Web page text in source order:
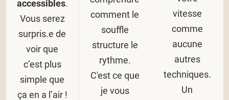
accessibles.
Vous serez
surpris.e de
voir que
c’est plus
simple que
ça en a l’air !
comment le
souffle
structure le
rythme.
C'est ce que
je vous
vitesse
comme
aucune
autres
techniques.
Un